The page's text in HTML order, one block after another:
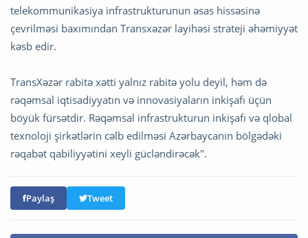
telekommunikasiya infrastrukturunun əsas hissəsinə
çevrilməsi baxımından Transxəzər layihəsi strateji əhəmiyyət
kəsb edir.
TransXəzər rabitə xətti yalnız rabitə yolu deyil, həm də
rəqəmsal iqtisadiyyatın və innovasiyaların inkişafı üçün
böyük fürsətdir. Rəqəmsal infrastrukturun inkişafı və qlobal
texnoloji şirkətlərin cəlb edilməsi Azərbaycanın bölgədəki
rəqabət qabiliyyətini xeyli gücləndirəcək".
Paylaş Tweet